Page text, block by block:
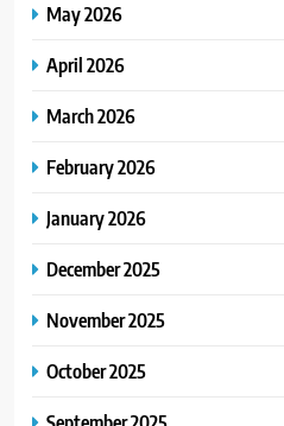
May 2026
April 2026
March 2026
February 2026
January 2026
December 2025
November 2025
October 2025